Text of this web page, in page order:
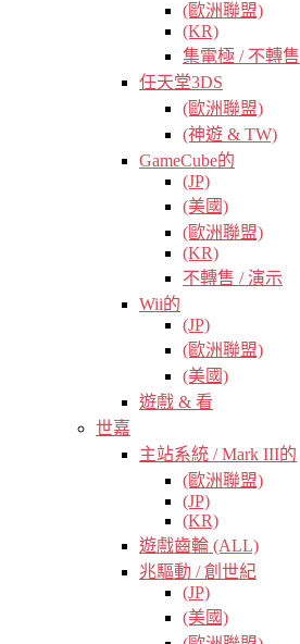
(歐洲聯盟)
(KR)
集電極 / 不轉售
任天堂3DS
(歐洲聯盟)
(神遊 & TW)
GameCube的
(JP)
(美國)
(歐洲聯盟)
(KR)
不轉售 / 演示
Wii的
(JP)
(歐洲聯盟)
(美國)
遊戲 & 看
世嘉
主站系統 / Mark III的
(歐洲聯盟)
(JP)
(KR)
遊戲齒輪 (ALL)
兆驅動 / 創世紀
(JP)
(美國)